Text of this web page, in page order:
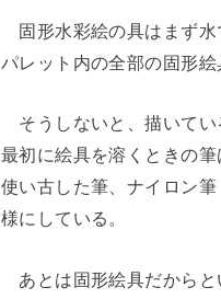
固形水彩絵の具はまず水
パレット内の全部の固形
そうしないと、描いてい
最初に絵具を溶くときの
使い古した筆、ナイロン筆
様にしている。
あとは固形絵具だからと